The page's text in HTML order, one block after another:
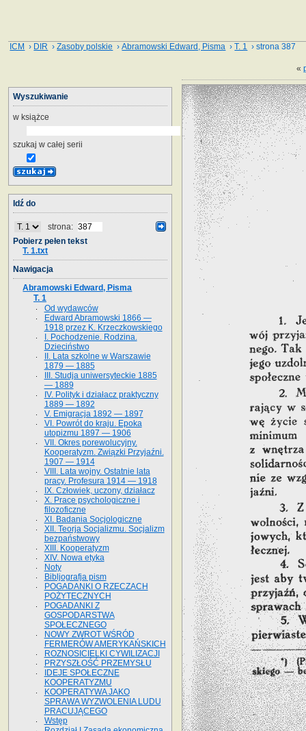
ICM › DIR ›Zasoby polskie ›Abramowski Edward, Pisma ›T. 1 › strona 387
«
Wyszukiwanie
w książce
szukaj w całej serii
Idź do
strona:
Pobierz pełen tekst
T. 1.txt
Nawigacja
Abramowski Edward, Pisma
T. 1
Od wydawców
Edward Abramowski 1866 —
1918 przez K. Krzeczkowskiego
I. Pochodzenie. Rodzina.
Dzieciństwo
II. Lata szkolne w Warszawie
1879 — 1885
III. Studja uniwersyteckie 1885
— 1889
IV. Polityk i działacz praktyczny
1889 — 1892
V. Emigracja 1892 — 1897
VI. Powrót do kraju. Epoka
utopizmu 1897 — 1906
VII. Okres porewolucyjny.
Kooperatyzm. Związki Przyjaźni.
1907 — 1914
VIII. Lata wojny. Ostatnie lata
pracy. Profesura 1914 — 1918
IX. Człowiek, uczony, działacz
X. Prace psychologiczne i
filozoficzne
XI. Badania Socjologiczne
XII. Teorja Socjalizmu. Socjalizm
bezpaństwowy
XIII. Kooperatyzm
XIV. Nowa etyka
Noty
Bibljografja pism
POGADANKI O RZECZACH
POŻYTECZNYCH
POGADANKI Z
GOSPODARSTWA
SPOŁECZNEGO
NOWY ZWROT WŚRÓD
FERMERÓW AMERYKAŃSKICH
ROZNOSICIELKI CYWILIZACJI
PRZYSZŁOŚĆ PRZEMYSŁU
IDEJE SPOŁECZNE
KOOPERATYZMU
KOOPERATYWA JAKO
SPRAWA WYZWOLENIA LUDU
PRACUJĄCEGO
Wstęp